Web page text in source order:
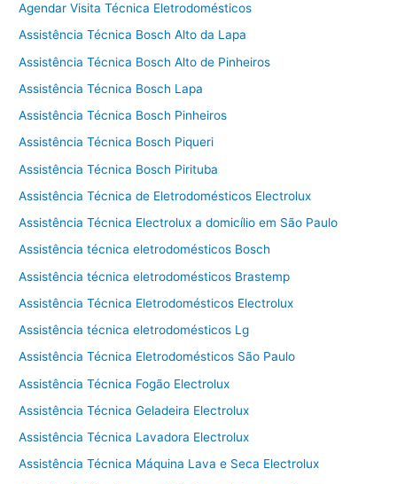
Agendar Visita Técnica Eletrodomésticos
Assistência Técnica Bosch Alto da Lapa
Assistência Técnica Bosch Alto de Pinheiros
Assistência Técnica Bosch Lapa
Assistência Técnica Bosch Pinheiros
Assistência Técnica Bosch Piqueri
Assistência Técnica Bosch Pirituba
Assistência Técnica de Eletrodomésticos Electrolux
Assistência Técnica Electrolux a domicílio em São Paulo
Assistência técnica eletrodomésticos Bosch
Assistência técnica eletrodomésticos Brastemp
Assistência Técnica Eletrodomésticos Electrolux
Assistência técnica eletrodomésticos Lg
Assistência Técnica Eletrodomésticos São Paulo
Assistência Técnica Fogão Electrolux
Assistência Técnica Geladeira Electrolux
Assistência Técnica Lavadora Electrolux
Assistência Técnica Máquina Lava e Seca Electrolux